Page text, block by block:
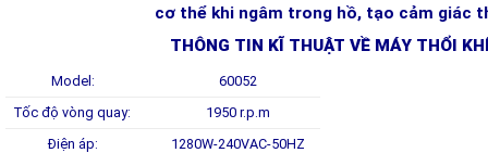
cơ thể khi ngâm trong hồ, tạo cảm giác
THÔNG TIN KĨ THUẬT VỀ MÁY THỔI
Model:
60052
Tốc độ vòng quay:
1950 r.p.m
Điện áp:
1280W-240VAC-50HZ